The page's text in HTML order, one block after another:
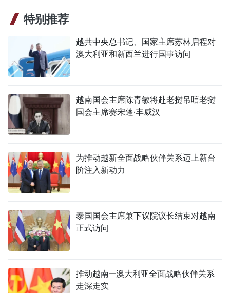
特别推荐
越共中央总书记、国家主席苏林启程对
澳大利亚和新西兰进行国事访问
越南国会主席陈青敏将赴老挝吊唁老挝
国会主席赛宋蓬·丰威汉
为推动越新全面战略伙伴关系迈上新台
阶注入新动力
泰国国会主席兼下议院议长结束对越南
正式访问
推动越南—澳大利亚全面战略伙伴关系
走深走实